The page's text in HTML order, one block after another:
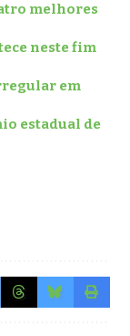
melhores
neste fim
em
estadual de